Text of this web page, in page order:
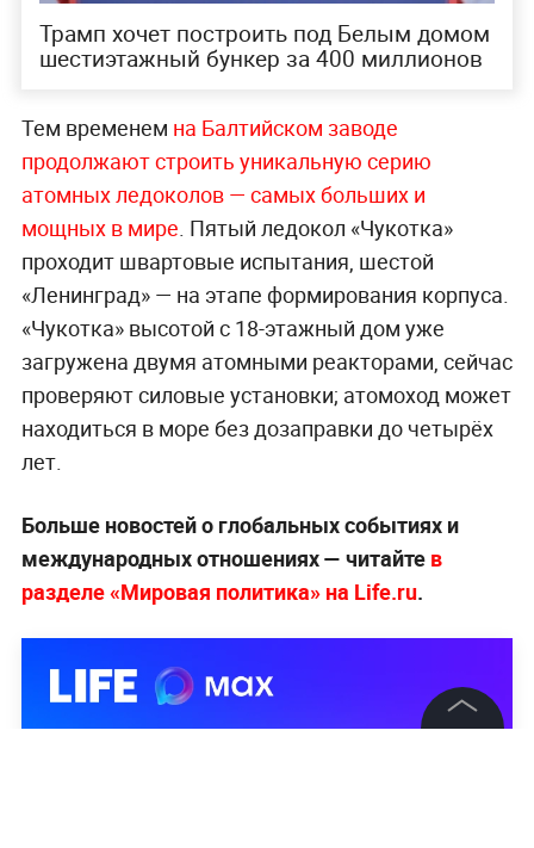
Трамп хочет построить под Белым домом
шестиэтажный бункер за 400 миллионов
Тем временем на Балтийском заводе
продолжают строить уникальную серию
атомных ледоколов — самых больших и
мощных в мире . Пятый ледокол «Чукотка»
проходит швартовые испытания, шестой
«Ленинград» — на этапе формирования корпуса.
«Чукотка» высотой с 18-этажный дом уже
загружена двумя атомными реакторами, сейчас
проверяют силовые установки; атомоход может
находиться в море без дозаправки до четырёх
лет.
Больше новостей о глобальных событиях и
международных отношениях — читайте в
разделе «Мировая политика» на Life.ru.